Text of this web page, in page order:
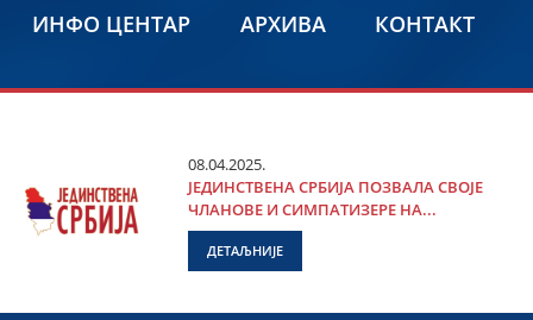
ИНФО ЦЕНТАР АРХИВА КОНТАКТ
08.04.2025.
ЈЕДИНСТВЕНА СРБИЈА ПОЗВАЛА СВОЈЕ
ЧЛАНОВЕ И СИМПАТИЗЕРЕ НА...
ДЕТАЉНИЈЕ